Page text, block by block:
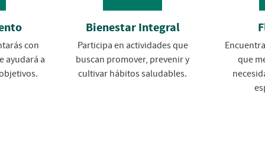
con
ayudará a
Bienestar Integral
Participa en actividades que
buscan promover, prevenir y
cultivar hábitos saludables.
que